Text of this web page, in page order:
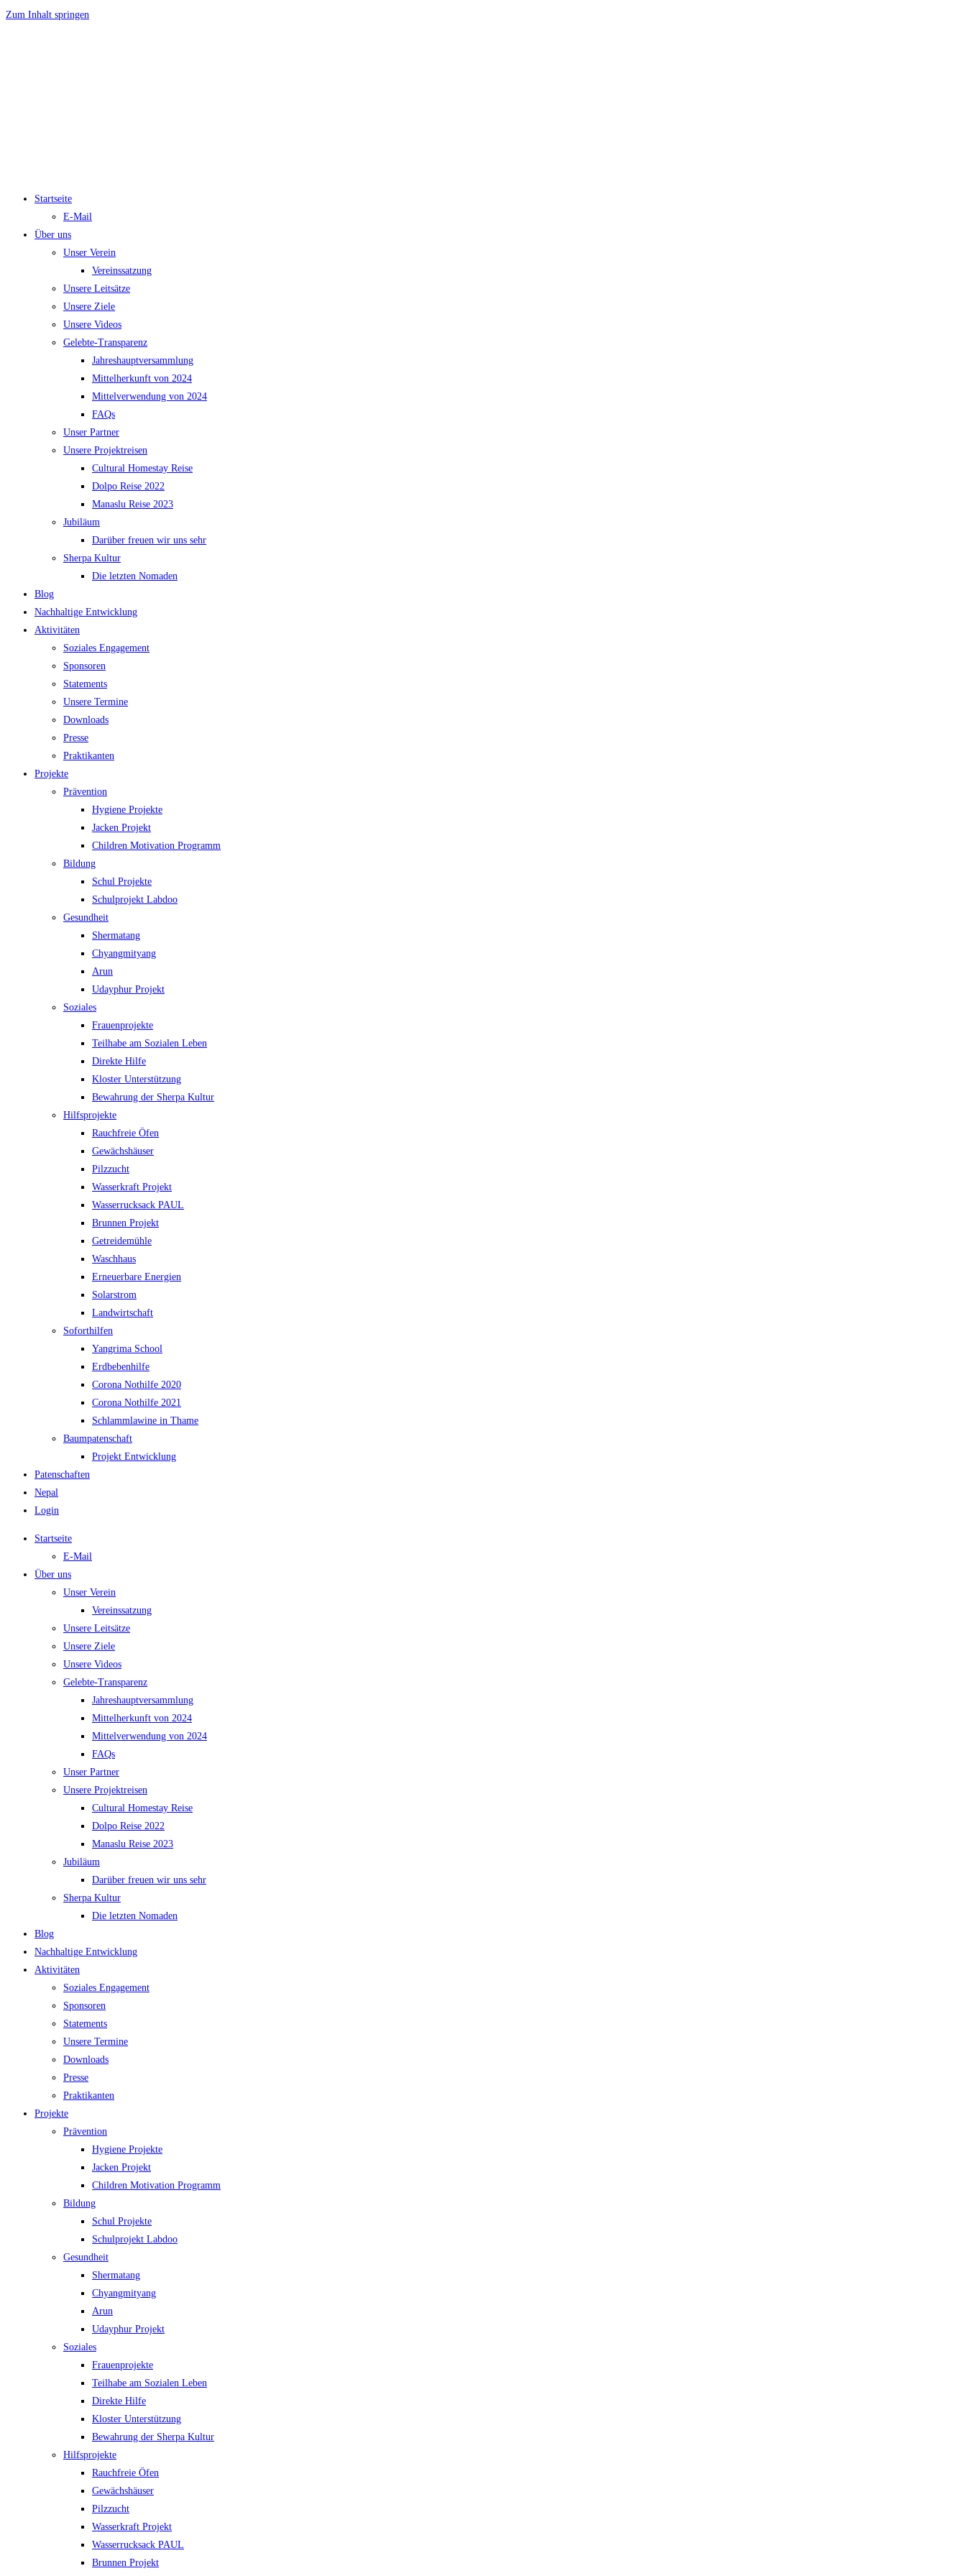
Zum Inhalt springen
Startseite
E-Mail
Über uns
Unser Verein
Vereinssatzung
Unsere Leitsätze
Unsere Ziele
Unsere Videos
Gelebte-Transparenz
Jahreshauptversammlung
Mittelherkunft von 2024
Mittelverwendung von 2024
FAQs
Unser Partner
Unsere Projektreisen
Cultural Homestay Reise
Dolpo Reise 2022
Manaslu Reise 2023
Jubiläum
Darüber freuen wir uns sehr
Sherpa Kultur
Die letzten Nomaden
Blog
Nachhaltige Entwicklung
Aktivitäten
Soziales Engagement
Sponsoren
Statements
Unsere Termine
Downloads
Presse
Praktikanten
Projekte
Prävention
Hygiene Projekte
Jacken Projekt
Children Motivation Programm
Bildung
Schul Projekte
Schulprojekt Labdoo
Gesundheit
Shermatang
Chyangmityang
Arun
Udayphur Projekt
Soziales
Frauenprojekte
Teilhabe am Sozialen Leben
Direkte Hilfe
Kloster Unterstützung
Bewahrung der Sherpa Kultur
Hilfsprojekte
Rauchfreie Öfen
Gewächshäuser
Pilzzucht
Wasserkraft Projekt
Wasserrucksack PAUL
Brunnen Projekt
Getreidemühle
Waschhaus
Erneuerbare Energien
Solarstrom
Landwirtschaft
Soforthilfen
Yangrima School
Erdbebenhilfe
Corona Nothilfe 2020
Corona Nothilfe 2021
Schlammlawine in Thame
Baumpatenschaft
Projekt Entwicklung
Patenschaften
Nepal
Login
Startseite
E-Mail
Über uns
Unser Verein
Vereinssatzung
Unsere Leitsätze
Unsere Ziele
Unsere Videos
Gelebte-Transparenz
Jahreshauptversammlung
Mittelherkunft von 2024
Mittelverwendung von 2024
FAQs
Unser Partner
Unsere Projektreisen
Cultural Homestay Reise
Dolpo Reise 2022
Manaslu Reise 2023
Jubiläum
Darüber freuen wir uns sehr
Sherpa Kultur
Die letzten Nomaden
Blog
Nachhaltige Entwicklung
Aktivitäten
Soziales Engagement
Sponsoren
Statements
Unsere Termine
Downloads
Presse
Praktikanten
Projekte
Prävention
Hygiene Projekte
Jacken Projekt
Children Motivation Programm
Bildung
Schul Projekte
Schulprojekt Labdoo
Gesundheit
Shermatang
Chyangmityang
Arun
Udayphur Projekt
Soziales
Frauenprojekte
Teilhabe am Sozialen Leben
Direkte Hilfe
Kloster Unterstützung
Bewahrung der Sherpa Kultur
Hilfsprojekte
Rauchfreie Öfen
Gewächshäuser
Pilzzucht
Wasserkraft Projekt
Wasserrucksack PAUL
Brunnen Projekt